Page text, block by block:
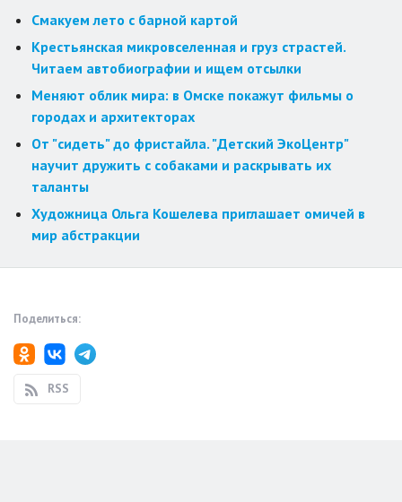
Смакуем лето с барной картой
Крестьянская микровселенная и груз страстей.
Читаем автобиографии и ищем отсылки
Меняют облик мира: в Омске покажут фильмы о
городах и архитекторах
От "сидеть" до фристайла. "Детский ЭкоЦентр"
научит дружить с собаками и раскрывать их
таланты
Художница Ольга Кошелева приглашает омичей в
мир абстракции
Поделиться:
RSS